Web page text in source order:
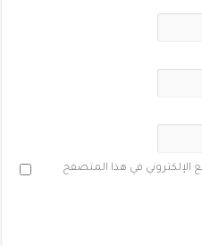
الإلكتروني في هذا المتصفح